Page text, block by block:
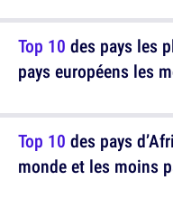
Top 10 des pays
monde et les moins
Top 10 des pays les
pays européens les